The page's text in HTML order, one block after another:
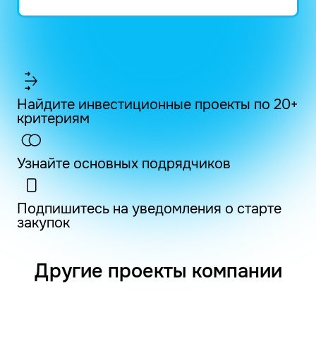
Найдите инвестиционные проекты по 20+
критериям
Узнайте основных подрядчиков
Подпишитесь на уведомления о старте
закупок
Другие проекты компании